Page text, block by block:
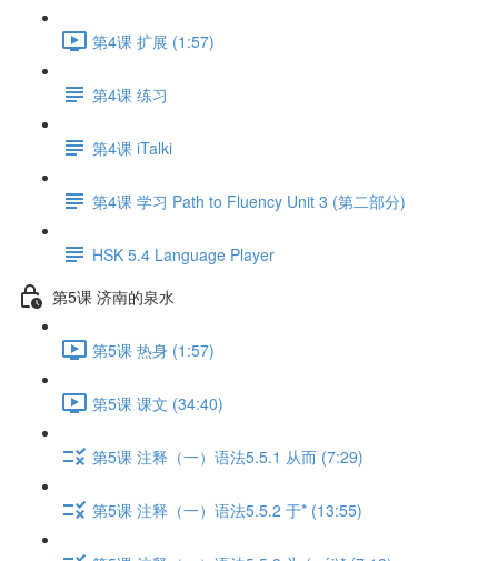
第4课 扩展 (1:57)
第4课 练习
第4课 iTalki
第4课 学习 Path to Fluency Unit 3 (第二部分)
HSK 5.4 Language Player
第5课 济南的泉水
第5课 热身 (1:57)
第5课 课文 (34:40)
第5课 注释（一）语法5.5.1 从而 (7:29)
第5课 注释（一）语法5.5.2 于* (13:55)